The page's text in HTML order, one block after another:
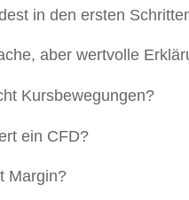
in den ersten
aber wertvolle
Kursbewegungen?
ein CFD?
Margin?